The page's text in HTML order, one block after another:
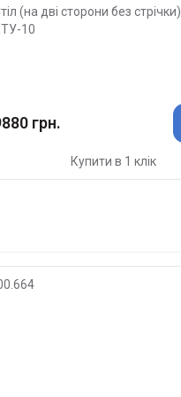
(на дві сторони без стрічки)
10
грн.
Купити в 1 клік